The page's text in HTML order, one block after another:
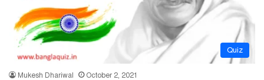
Quiz
Mukesh Dhariwal October 2, 2021